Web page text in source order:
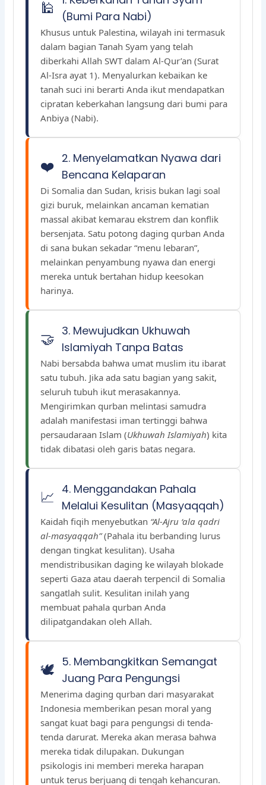
🕌
(Bumi Para Nabi)
Khusus untuk Palestina, wilayah ini termasuk
dalam bagian Tanah Syam yang telah
diberkahi Allah SWT dalam Al-Qur’an (Surat
Al-Isra ayat 1). Menyalurkan kebaikan ke
tanah suci ini berarti Anda ikut mendapatkan
cipratan keberkahan langsung dari bumi para
Anbiya (Nabi).
❤️ 2. Menyelamatkan Nyawa dari
Bencana Kelaparan
Di Somalia dan Sudan, krisis bukan lagi soal
gizi buruk, melainkan ancaman kematian
massal akibat kemarau ekstrem dan konflik
bersenjata. Satu potong daging qurban Anda
di sana bukan sekadar “menu lebaran”,
melainkan penyambung nyawa dan energi
mereka untuk bertahan hidup keesokan
harinya.
🤝 3. Mewujudkan Ukhuwah
Islamiyah Tanpa Batas
Nabi bersabda bahwa umat muslim itu ibarat
satu tubuh. Jika ada satu bagian yang sakit,
seluruh tubuh ikut merasakannya.
Mengirimkan qurban melintasi samudra
adalah manifestasi iman tertinggi bahwa
persaudaraan Islam (Ukhuwah Islamiyah) kita
tidak dibatasi oleh garis batas negara.
📈 4. Menggandakan Pahala
Melalui Kesulitan (Masyaqqah)
Kaidah fiqih menyebutkan “Al-Ajru ‘ala qadri
al-masyaqqah”(Pahala itu berbanding lurus
dengan tingkat kesulitan). Usaha
mendistribusikan daging ke wilayah blokade
seperti Gaza atau daerah terpencil di Somalia
sangatlah sulit. Kesulitan inilah yang
membuat pahala qurban Anda
dilipatgandakan oleh Allah.
🕊️ 5. Membangkitkan Semangat
Juang Para Pengungsi
Menerima daging qurban dari masyarakat
Indonesia memberikan pesan moral yang
sangat kuat bagi para pengungsi di tenda-
tenda darurat. Mereka akan merasa bahwa
mereka tidak dilupakan. Dukungan
psikologis ini memberi mereka harapan
untuk terus berjuang di tengah kehancuran.